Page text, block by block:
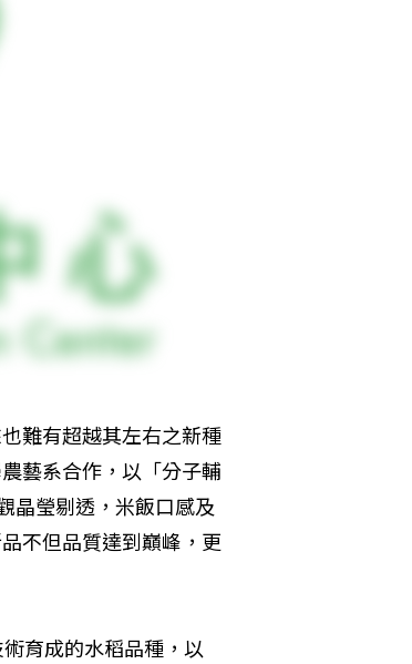
難有超越其左右之新種
藝系合作，以「分子輔
晶瑩剔透，米飯口感及
不但品質達到巔峰，更
育成的水稻品種，以